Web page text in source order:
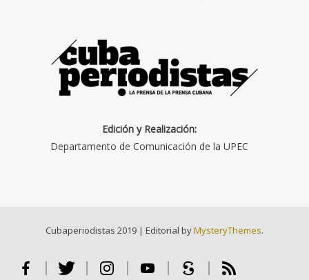
Edición y Realización:
Departamento de Comunicación de la UPEC
Cubaperiodistas 2019 | Editorial byMysteryThemes.